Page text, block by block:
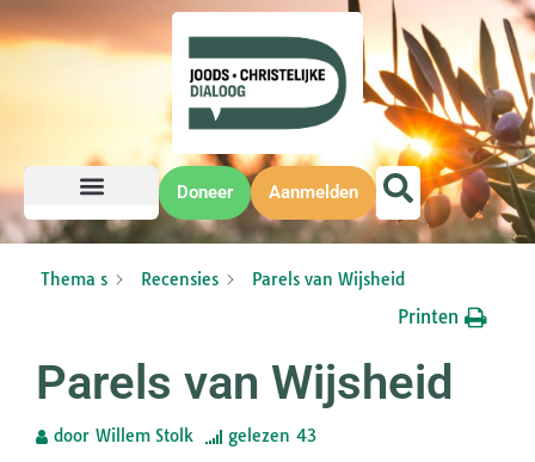
Doneer Aanmelden
Thema s Recensies Parels van Wijsheid
Printen
Parels van Wijsheid
door Willem Stolk gelezen 43